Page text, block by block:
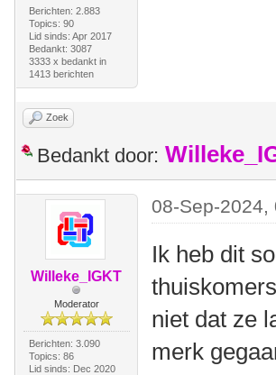
Berichten: 2.883
Topics: 90
Lid sinds: Apr 2017
Bedankt: 3087
3333 x bedankt in
1413 berichten
Zoek
Bedankt door:
Willeke_IGKT
Moderator
Berichten: 3.090
Topics: 86
Lid sinds: Dec 2020
08-Sep-2024,
Ik heb dit
niet dat ze
merk